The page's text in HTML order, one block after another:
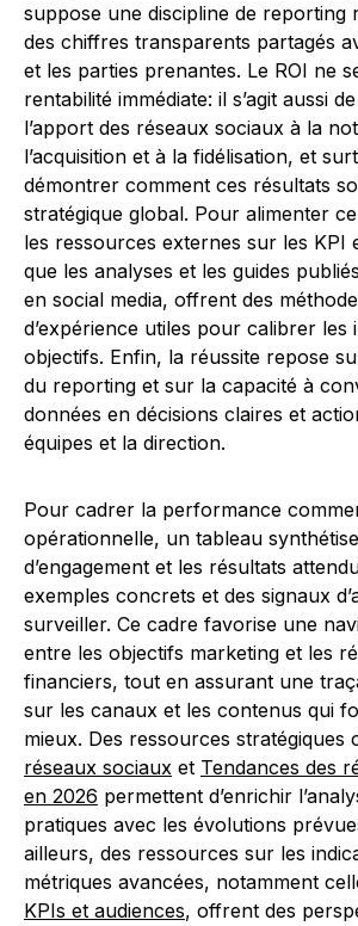
suppose une discipline de reporting
des chiffres transparents partagés
et les parties prenantes. Le ROI ne
rentabilité immédiate: il s’agit aussi
l’apport des réseaux sociaux à la
l’acquisition et à la fidélisation, et
démontrer comment ces résultats
stratégique global. Pour alimenter
les ressources externes sur les KPI
que les analyses et les guides
en social media, offrent des
d’expérience utiles pour calibrer les
objectifs. Enfin, la réussite repose
du reporting et sur la capacité à
données en décisions claires et
équipes et la direction.
Pour cadrer la performance
opérationnelle, un tableau
d’engagement et les résultats
exemples concrets et des signaux
surveiller. Ce cadre favorise une
entre les objectifs marketing et les
financiers, tout en assurant une
sur les canaux et les contenus qui
mieux. Des ressources stratégiques
réseaux sociaux et Tendances des
en 2026 permettent d’enrichir
pratiques avec les évolutions
ailleurs, des ressources sur les
métriques avancées, notamment
KPIs et audiences, offrent des